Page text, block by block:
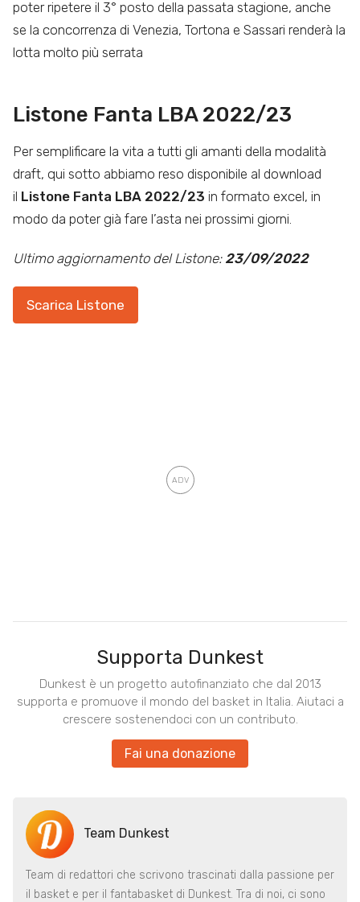
poter ripetere il 3° posto della passata stagione, anche
se la concorrenza di Venezia, Tortona e Sassari renderà la
lotta molto più serrata
Listone Fanta LBA 2022/23
Per semplificare la vita a tutti gli amanti della modalità
draft, qui sotto abbiamo reso disponibile al download
il Listone Fanta LBA 2022/23 in formato excel, in
modo da poter già fare l’asta nei prossimi giorni.
Ultimo aggiornamento del Listone: 23/09/2022
Scarica Listone
Supporta Dunkest
Dunkest è un progetto autofinanziato che dal 2013
supporta e promuove il mondo del basket in Italia. Aiutaci a
crescere sostenendoci con un contributo.
Fai una donazione
Team Dunkest
Team di redattori che scrivono trascinati dalla passione per
il basket e per il fantabasket di Dunkest. Tra di noi, ci sono